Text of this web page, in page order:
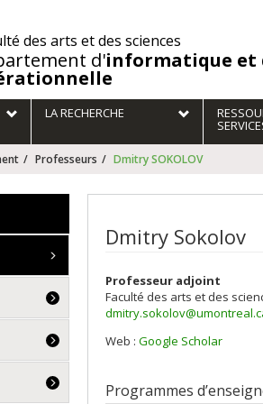
des arts et des sciences
d'informatique et
LA RECHERCHE
Professeurs Dmitry SOKOLOV
Dmitry Sokolov
Professeur adjoint
Faculté des arts et des
Web : Google Scholar
Programmes